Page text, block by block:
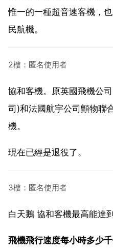
惟一的一種超音速客機，
民航機。
2樓：匿名使用者
協和客機。原英國飛機公
司)和法國航宇公司顫物聯
機。
現在已經是退役了。
3樓：匿名使用者
白天鵝 協和客機最高能達
飛機飛行速度每小時多少